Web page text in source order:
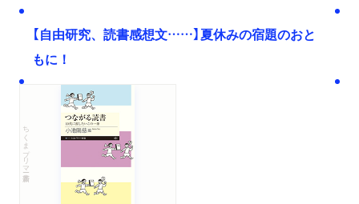
【自由研究、読書感想文……】夏休みの宿題のおと
もに！
ちくまプリマー新書